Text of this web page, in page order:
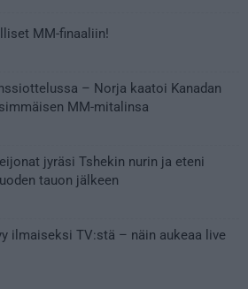
MM-finaaliin!
– Norja kaatoi Kanadan
MM-mitalinsa
jyräsi Tshekin nurin ja eteni
tauon jälkeen
ilmaiseksi TV:stä – näin aukeaa live